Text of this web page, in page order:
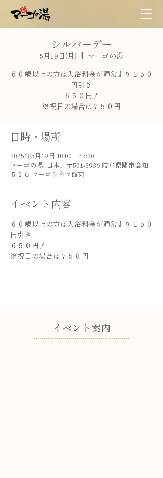
シルバーデー
5月19日(月)
  |
マーゴの湯
６０歳以上の方は入浴料金が通常より１５０
円引き
６５０円！
※祝日の場合は７５０円
日時・場所
2025年5月19日 10:00 – 22:30
マーゴの湯, 日本、〒501-3936 岐阜県関市倉知
５１６ マーゴシネマ館東
イベント内容
６０歳以上の方は入浴料金が通常より１５０
円引き
６５０円！
※祝日の場合は７５０円
​イベント案内